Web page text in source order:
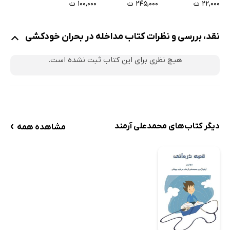
مدیریت خودکشی
نمونه سوالات برای ارزیابی خطر خودکشی
جلسه چهارم: آموزش خانواده
پس از اقدام به خودکشی: راهنمای مراقبت از عضو خانواده پس
از درمان در بخش اورژانس
راهنمای خانواده در بخش اورژانس
در بخش اورژانس چه روی می‌دهد؟
۲۲,۰۰۰ ت
۲۴۵,۰۰۰ ت
۱۰۰,۰۰۰ ت
نقد، بررسی و نظرات کتاب مداخله در بحران خودکشی
هیچ نظری برای این کتاب ثبت نشده است.
دیگر کتاب‌های محمدعلی آرمند مشاهده همه ›